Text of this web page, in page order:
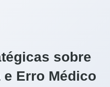
sobre
e Erro Médico